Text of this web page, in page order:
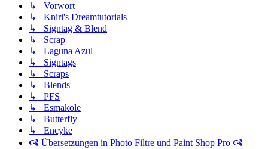
↳ Vorwort
↳ Kniri's Dreamtutorials
↳ Signtag & Blend
↳ Scrap
↳ Laguna Azul
↳ Signtags
↳ Scraps
↳ Blends
↳ PFS
↳ Esmakole
↳ Butterfly
↳ Encyke
🙧 Übersetzungen in Photo Filtre und Paint Shop Pro 🙧